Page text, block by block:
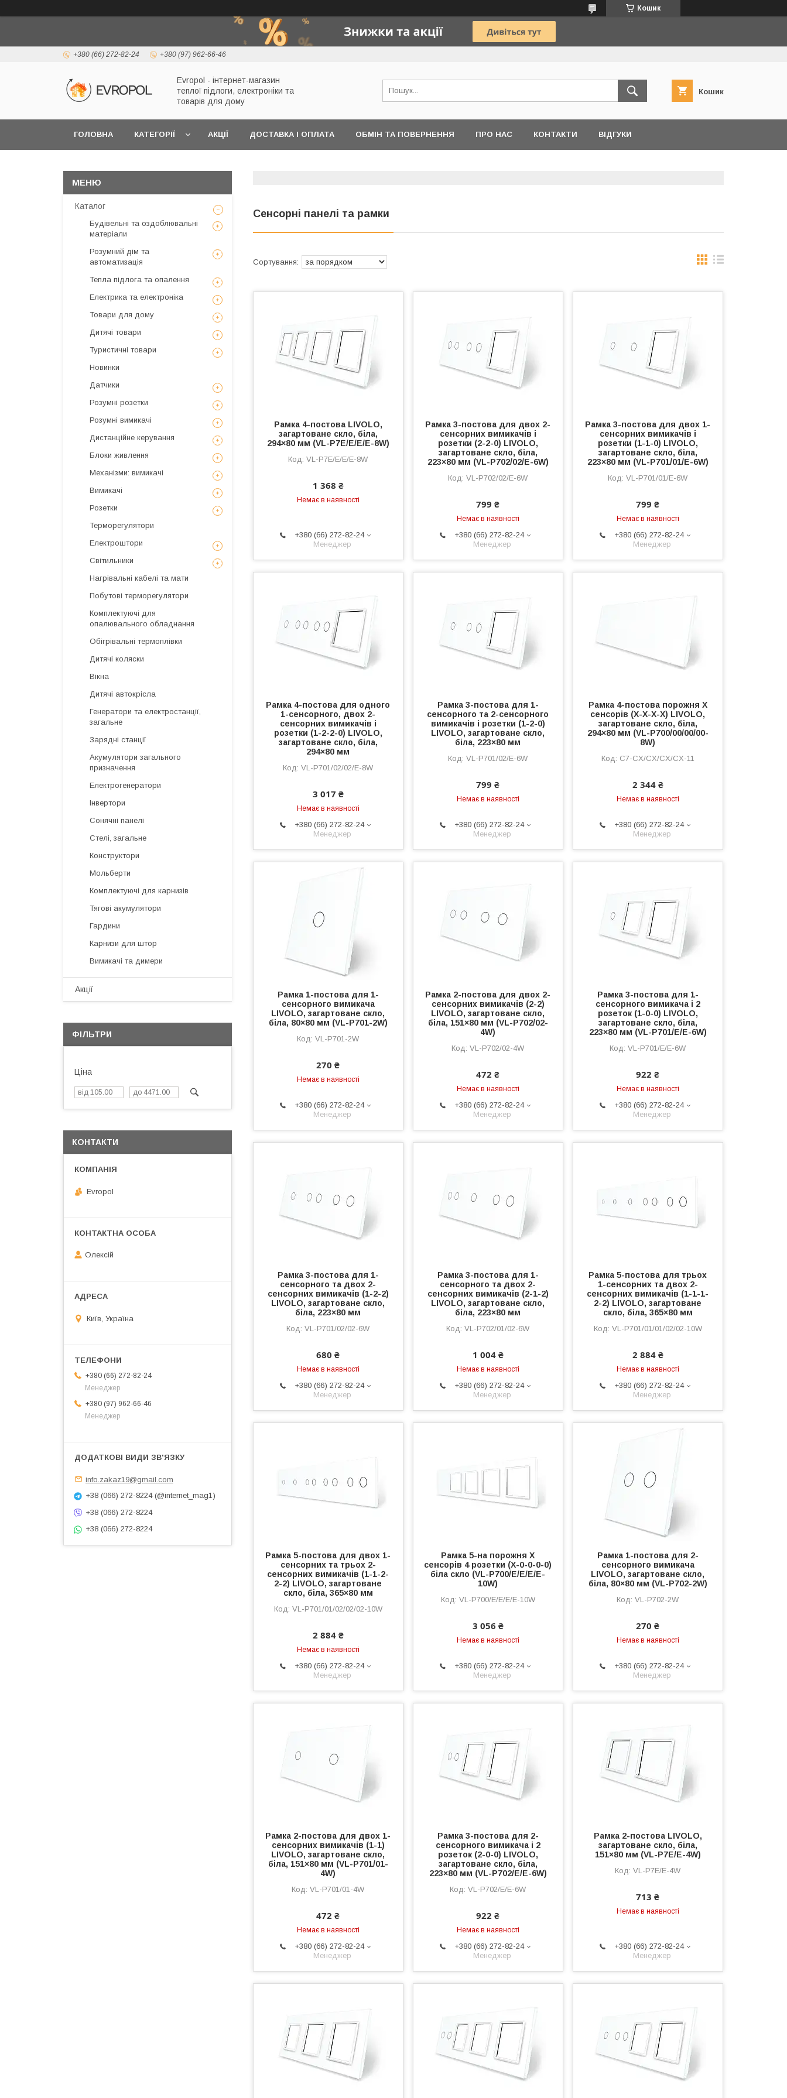
Кошик
+380 (66) 272-82-24 +380 (97) 962-66-46
Evropol - інтернет-магазин
теплої підлоги, електроніки та
товарів для дому
Кошик
ГОЛОВНА КАТЕГОРІЇ АКЦІЇ ДОСТАВКА І ОПЛАТА ОБМІН ТА ПОВЕРНЕННЯ ПРО НАС КОНТАКТИ ВІДГУКИ
Сенсорні панелі та рамки
Рамка 4-постова LIVOLO,
загартоване скло, біла,
294×80 мм (VL-P7E/E/E/E-8W)
VL-P7E/E/E/E-8W
1 368 ₴
Немає в наявності
+380 (66) 272-82-24
Менеджер
Рамка 3-постова для двох 2-
сенсорних вимикачів і
розетки (2-2-0) LIVOLO,
загартоване скло, біла,
223×80 мм (VL-P702/02/E-6W)
VL-P702/02/E-6W
799 ₴
Немає в наявності
+380 (66) 272-82-24
Менеджер
Рамка 3-постова для двох 1-
сенсорних вимикачів і
розетки (1-1-0) LIVOLO,
загартоване скло, біла,
223×80 мм (VL-P701/01/E-6W)
VL-P701/01/E-6W
799 ₴
Немає в наявності
+380 (66) 272-82-24
Менеджер
Рамка 4-постова для одного
1-сенсорного, двох 2-
сенсорних вимикачів і
розетки (1-2-2-0) LIVOLO,
загартоване скло, біла,
294×80 мм
VL-P701/02/02/E-8W
3 017 ₴
Немає в наявності
+380 (66) 272-82-24
Менеджер
Рамка 3-постова для 1-
сенсорного та 2-сенсорного
вимикачів і розетки (1-2-0)
LIVOLO, загартоване скло,
біла, 223×80 мм
VL-P701/02/E-6W
799 ₴
Немає в наявності
+380 (66) 272-82-24
Менеджер
Рамка 4-постова порожня Х
сенсорів (Х-Х-Х-Х) LIVOLO,
загартоване скло, біла,
294×80 мм (VL-P700/00/00/00-
8W)
C7-CX/CX/CX/CX-11
2 344 ₴
Немає в наявності
+380 (66) 272-82-24
Менеджер
Рамка 1-постова для 1-
сенсорного вимикача
LIVOLO, загартоване скло,
біла, 80×80 мм (VL-P701-2W)
VL-P701-2W
270 ₴
Немає в наявності
+380 (66) 272-82-24
Менеджер
Рамка 2-постова для двох 2-
сенсорних вимикачів (2-2)
LIVOLO, загартоване скло,
біла, 151×80 мм (VL-P702/02-
4W)
VL-P702/02-4W
472 ₴
Немає в наявності
+380 (66) 272-82-24
Менеджер
Рамка 3-постова для 1-
сенсорного вимикача і 2
розеток (1-0-0) LIVOLO,
загартоване скло, біла,
223×80 мм (VL-P701/E/E-6W)
VL-P701/E/E-6W
922 ₴
Немає в наявності
+380 (66) 272-82-24
Менеджер
Рамка 3-постова для 1-
сенсорного та двох 2-
сенсорних вимикачів (1-2-2)
LIVOLO, загартоване скло,
біла, 223×80 мм
VL-P701/02/02-6W
680 ₴
Немає в наявності
+380 (66) 272-82-24
Менеджер
Рамка 3-постова для 1-
сенсорного та двох 2-
сенсорних вимикачів (2-1-2)
LIVOLO, загартоване скло,
біла, 223×80 мм
VL-P702/01/02-6W
1 004 ₴
Немає в наявності
+380 (66) 272-82-24
Менеджер
Рамка 5-постова для трьох
1-сенсорних та двох 2-
сенсорних вимикачів (1-1-1-
2-2) LIVOLO, загартоване
скло, біла, 365×80 мм
VL-P701/01/01/02/02-10W
2 884 ₴
Немає в наявності
+380 (66) 272-82-24
Менеджер
Рамка 5-постова для двох 1-
сенсорних та трьох 2-
сенсорних вимикачів (1-1-2-
2-2) LIVOLO, загартоване
скло, біла, 365×80 мм
VL-P701/01/02/02/02-10W
2 884 ₴
Немає в наявності
+380 (66) 272-82-24
Менеджер
Рамка 5-на порожня Х
сенсорів 4 розетки (Х-0-0-0-0)
біла скло (VL-P700/E/E/E/E-
10W)
VL-P700/E/E/E/E-10W
3 056 ₴
Немає в наявності
+380 (66) 272-82-24
Менеджер
Рамка 1-постова для 2-
сенсорного вимикача
LIVOLO, загартоване скло,
біла, 80×80 мм (VL-P702-2W)
VL-P702-2W
270 ₴
Немає в наявності
+380 (66) 272-82-24
Менеджер
Рамка 2-постова для двох 1-
сенсорних вимикачів (1-1)
LIVOLO, загартоване скло,
біла, 151×80 мм (VL-P701/01-
4W)
VL-P701/01-4W
472 ₴
Немає в наявності
+380 (66) 272-82-24
Менеджер
Рамка 3-постова для 2-
сенсорного вимикача і 2
розеток (2-0-0) LIVOLO,
загартоване скло, біла,
223×80 мм (VL-P702/E/E-6W)
VL-P702/E/E-6W
922 ₴
Немає в наявності
+380 (66) 272-82-24
Менеджер
Рамка 2-постова LIVOLO,
загартоване скло, біла,
151×80 мм (VL-P7E/E-4W)
VL-P7E/E-4W
713 ₴
Немає в наявності
+380 (66) 272-82-24
Менеджер
Каталог
Будівельні та оздоблювальні
матеріали
Розумний дім та
автоматизація
Тепла підлога та опалення
Електрика та електроніка
Товари для дому
Дитячі товари
Туристичні товари
Новинки
Датчики
Розумні розетки
Розумні вимикачі
Дистанційне керування
Блоки живлення
Механізми: вимикачі
Вимикачі
Розетки
Терморегулятори
Електроштори
Світильники
Нагрівальні кабелі та мати
Побутові терморегулятори
Комплектуючі для
опалювального обладнання
Обігрівальні термоплівки
Дитячі коляски
Вікна
Дитячі автокрісла
Генератори та електростанції,
загальне
Зарядні станції
Акумулятори загального
призначення
Електрогенератори
Інвертори
Сонячні панелі
Стелі, загальне
Конструктори
Мольберти
Комплектуючі для карнизів
Тягові акумулятори
Гардини
Карнизи для штор
Вимикачі та димери
Акції
ФІЛЬТРИ
Ціна
КОНТАКТИ
Evropol
Олексій
Київ, Україна
+380 (66) 272-82-24
Менеджер
+380 (97) 962-66-46
Менеджер
info.zakaz19@gmail.com
+38 (066) 272-8224 (@internet_mag1)
+38 (066) 272-8224
+38 (066) 272-8224